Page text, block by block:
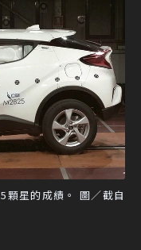
顆星的成績。 圖／截自